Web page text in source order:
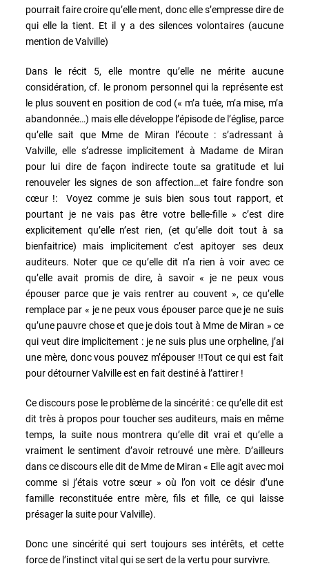
pourrait faire croire qu’elle ment, donc elle s’empresse dire de
qui elle la tient. Et il y a des silences volontaires (aucune
mention de Valville)
Dans le récit 5, elle montre qu’elle ne mérite aucune
considération, cf. le pronom personnel qui la représente est
le plus souvent en position de cod (« m’a tuée, m’a mise, m’a
abandonnée…) mais elle développe l’épisode de l’église, parce
qu’elle sait que Mme de Miran l’écoute : s’adressant à
Valville, elle s’adresse implicitement à Madame de Miran
pour lui dire de façon indirecte toute sa gratitude et lui
renouveler les signes de son affection…et faire fondre son
cœur !: Voyez comme je suis bien sous tout rapport, et
pourtant je ne vais pas être votre belle-fille » c’est dire
explicitement qu’elle n’est rien, (et qu’elle doit tout à sa
bienfaitrice) mais implicitement c’est apitoyer ses deux
auditeurs. Noter que ce qu’elle dit n’a rien à voir avec ce
qu’elle avait promis de dire, à savoir « je ne peux vous
épouser parce que je vais rentrer au couvent », ce qu’elle
remplace par « je ne peux vous épouser parce que je ne suis
qu’une pauvre chose et que je dois tout à Mme de Miran » ce
qui veut dire implicitement : je ne suis plus une orpheline, j’ai
une mère, donc vous pouvez m’épouser !!Tout ce qui est fait
pour détourner Valville est en fait destiné à l’attirer !
Ce discours pose le problème de la sincérité : ce qu’elle dit est
dit très à propos pour toucher ses auditeurs, mais en même
temps, la suite nous montrera qu’elle dit vrai et qu’elle a
vraiment le sentiment d’avoir retrouvé une mère. D’ailleurs
dans ce discours elle dit de Mme de Miran « Elle agit avec moi
comme si j’étais votre sœur » où l’on voit ce désir d’une
famille reconstituée entre mère, fils et fille, ce qui laisse
présager la suite pour Valville).
Donc une sincérité qui sert toujours ses intérêts, et cette
force de l’instinct vital qui se sert de la vertu pour survivre.